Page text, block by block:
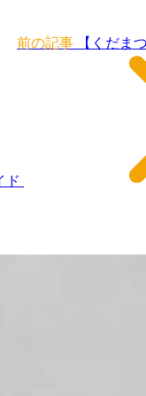
前の記事 【くだま
ド